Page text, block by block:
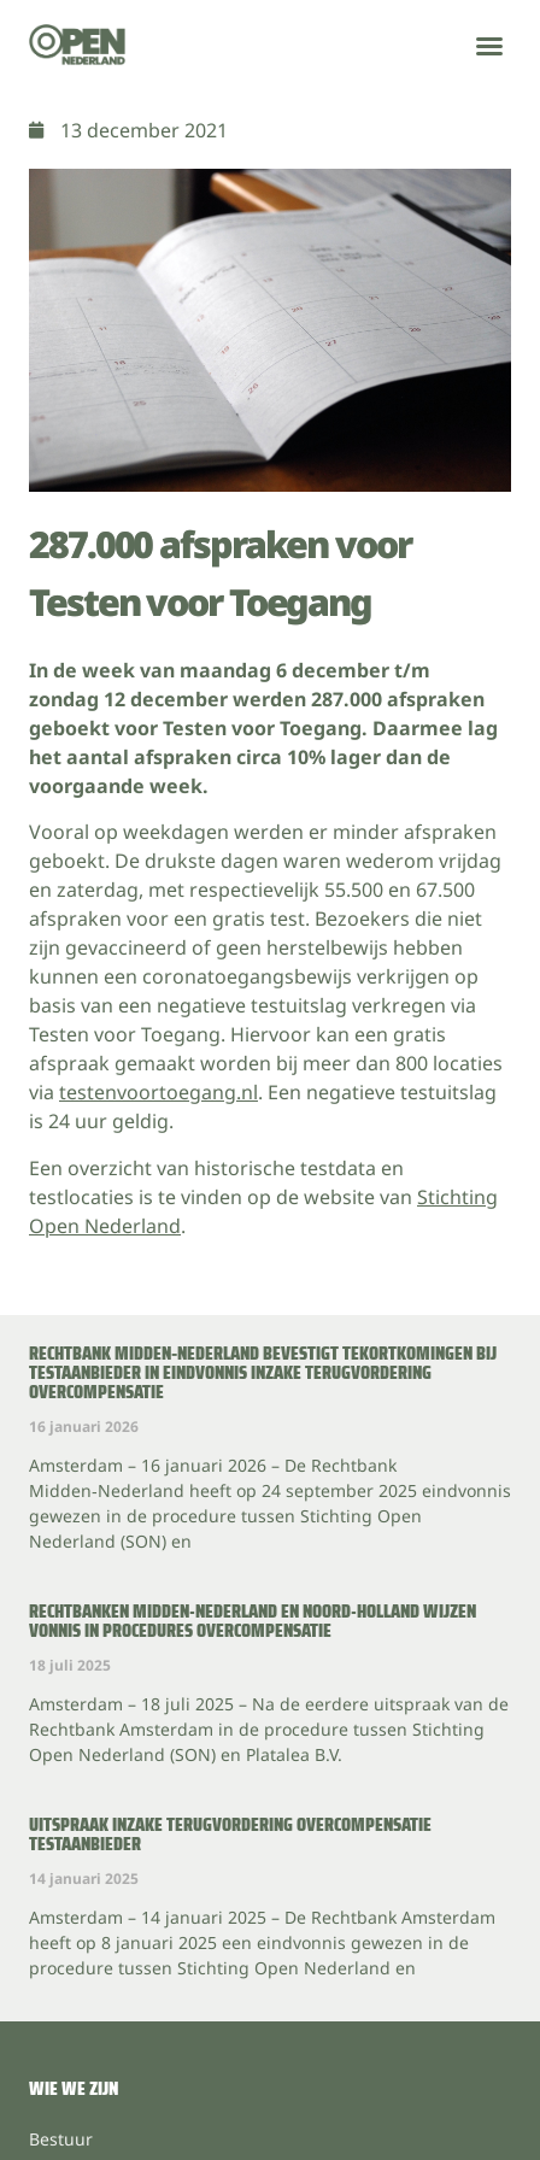
13 december 2021
287.000 afspraken voor
Testen voor Toegang
In de week van maandag 6 december t/m
zondag 12 december werden 287.000 afspraken
geboekt voor Testen voor Toegang. Daarmee lag
het aantal afspraken circa 10% lager dan de
voorgaande week.
Vooral op weekdagen werden er minder afspraken
geboekt. De drukste dagen waren wederom vrijdag
en zaterdag, met respectievelijk 55.500 en 67.500
afspraken voor een gratis test. Bezoekers die niet
zijn gevaccineerd of geen herstelbewijs hebben
kunnen een coronatoegangsbewijs verkrijgen op
basis van een negatieve testuitslag verkregen via
Testen voor Toegang. Hiervoor kan een gratis
afspraak gemaakt worden bij meer dan 800 locaties
via testenvoortoegang.nl. Een negatieve testuitslag
is 24 uur geldig.
Een overzicht van historische testdata en
testlocaties is te vinden op de website van Stichting
Open Nederland.
RECHTBANK MIDDEN‑NEDERLAND BEVESTIGT TEKORTKOMINGEN BIJ
TESTAANBIEDER IN EINDVONNIS INZAKE TERUGVORDERING
OVERCOMPENSATIE
16 januari 2026
Amsterdam – 16 januari 2026 – De Rechtbank
Midden‑Nederland heeft op 24 september 2025 eindvonnis
gewezen in de procedure tussen Stichting Open
Nederland (SON) en
RECHTBANKEN MIDDEN-NEDERLAND EN NOORD-HOLLAND WIJZEN
VONNIS IN PROCEDURES OVERCOMPENSATIE
18 juli 2025
Amsterdam – 18 juli 2025 – Na de eerdere uitspraak van de
Rechtbank Amsterdam in de procedure tussen Stichting
Open Nederland (SON) en Platalea B.V.
UITSPRAAK INZAKE TERUGVORDERING OVERCOMPENSATIE
TESTAANBIEDER
14 januari 2025
Amsterdam – 14 januari 2025 – De Rechtbank Amsterdam
heeft op 8 januari 2025 een eindvonnis gewezen in de
procedure tussen Stichting Open Nederland en
WIE WE ZIJN
Bestuur